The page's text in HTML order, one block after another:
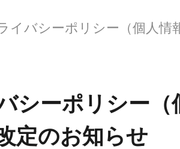
イバシーポリシー（個人情
シーポリシー（
定のお知らせ